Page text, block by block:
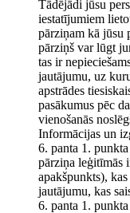
Tādējādi jūsu
iestatījumiem
pārziņam kā jūsu
pārziņš var lūgt
tas ir
jautājumu, uz
apstrādes
pasākumus pēc
vienošanās
Informācijas un
6. panta 1.
pārziņa leģitīmās
apakšpunkts),
jautājumu, kas
6. panta 1.